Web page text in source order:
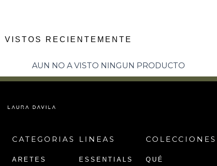
20% OFF
VISTOS RECIENTEMENTE
AUN NO A VISTO NINGUN PRODUCTO
CATEGORIAS
ARETES
LINEAS
ESSENTIALS
COLECCIONES
QUÉ